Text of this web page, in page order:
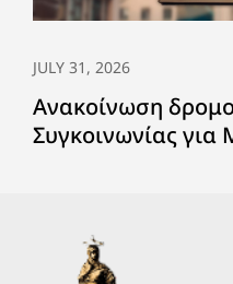
JULY 31, 2026
Ανακοίνωση
Συγκοινωνίας για